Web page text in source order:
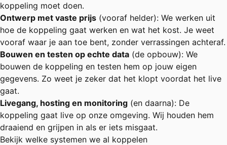
koppeling moet doen.
Ontwerp met vaste prijs (vooraf helder): We werken uit
hoe de koppeling gaat werken en wat het kost. Je weet
vooraf waar je aan toe bent, zonder verrassingen achteraf.
Bouwen en testen op echte data (de opbouw): We
bouwen de koppeling en testen hem op jouw eigen
gegevens. Zo weet je zeker dat het klopt voordat het live
gaat.
Livegang, hosting en monitoring (en daarna): De
koppeling gaat live op onze omgeving. Wij houden hem
draaiend en grijpen in als er iets misgaat.
Bekijk welke systemen we al koppelen